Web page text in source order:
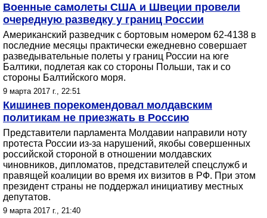
Военные самолеты США и Швеции провели
очередную разведку у границ России
Американский разведчик с бортовым номером 62-4138 в
последние месяцы практически ежедневно совершает
разведывательные полеты у границ России на юге
Балтики, подлетая как со стороны Польши, так и со
стороны Балтийского моря.
9 марта 2017 г., 22:51
Кишинев порекомендовал молдавским
политикам не приезжать в Россию
Представители парламента Молдавии направили ноту
протеста России из-за нарушений, якобы совершенных
российской стороной в отношении молдавских
чиновников, дипломатов, представителей спецслужб и
правящей коалиции во время их визитов в РФ. При этом
президент страны не поддержал инициативу местных
депутатов.
9 марта 2017 г., 21:40